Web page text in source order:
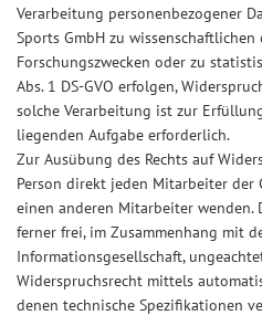
Verarbeitung personenbezogener
Sports GmbH zu
Forschungszwecken oder zu
Abs. 1 DS-GVO erfolgen,
solche Verarbeitung ist zur
liegenden Aufgabe erforderlich.
Zur Ausübung des Rechts auf
Person direkt jeden Mitarbeiter der
einen anderen Mitarbeiter wenden.
ferner frei, im Zusammenhang mit
Informationsgesellschaft,
Widerspruchsrecht mittels
denen technische Spezifikationen